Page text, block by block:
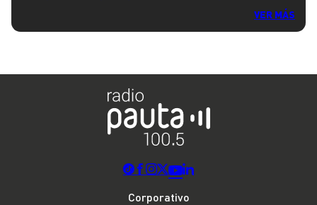
VER MÁS
Corporativo